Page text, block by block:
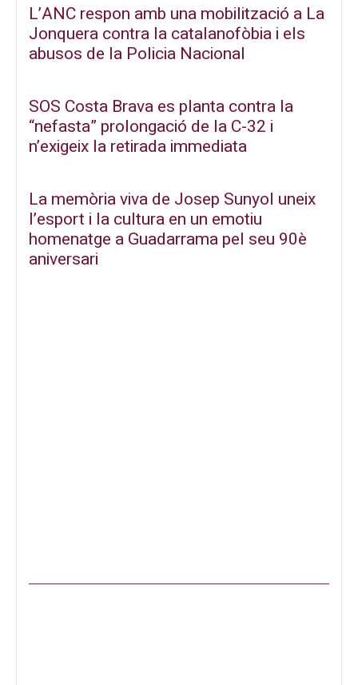
L’ANC respon amb una mobilització a La
Jonquera contra la catalanofòbia i els
abusos de la Policia Nacional
SOS Costa Brava es planta contra la
“nefasta” prolongació de la C-32 i
n’exigeix la retirada immediata
La memòria viva de Josep Sunyol uneix
l’esport i la cultura en un emotiu
homenatge a Guadarrama pel seu 90è
aniversari